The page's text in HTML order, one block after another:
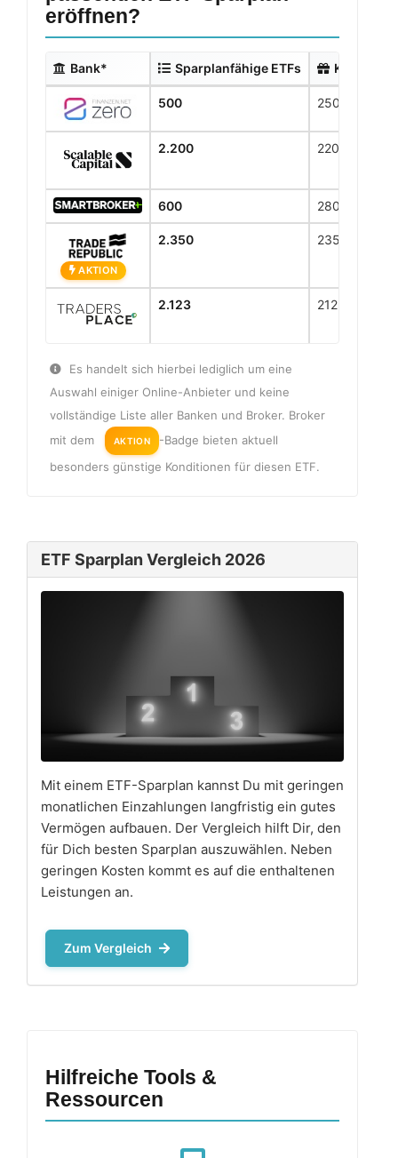
eröffnen?
Bank* Sparplanfähige ETFs
500 250
2.200 2200
600 280
AKTION
2.350 2350
2.123 2123
Es handelt sich hierbei lediglich um eine
Auswahl einiger Online-Anbieter und keine
vollständige Liste aller Banken und Broker. Broker
mit dem
AKTION
-Badge bieten aktuell
besonders günstige Konditionen für diesen ETF.
ETF Sparplan Vergleich 2026
Mit einem ETF-Sparplan kannst Du mit geringen
monatlichen Einzahlungen langfristig ein gutes
Vermögen aufbauen. Der Vergleich hilft Dir, den
für Dich besten Sparplan auszuwählen. Neben
geringen Kosten kommt es auf die enthaltenen
Leistungen an.
Zum Vergleich
Hilfreiche Tools &
Ressourcen